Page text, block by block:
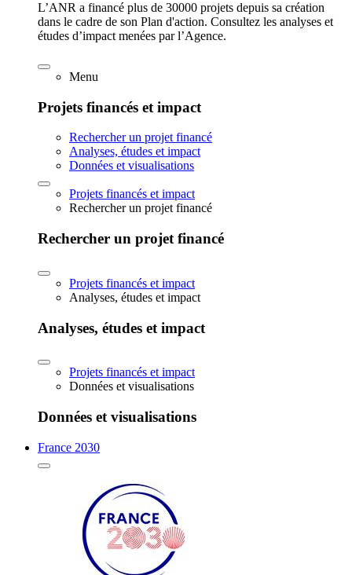
L’ANR a financé plus de 30000 projets depuis sa création
dans le cadre de son Plan d'action. Consultez les analyses et
études d’impact menées par l’Agence.
Menu
Projets financés et impact
Rechercher un projet financé
Analyses, études et impact
Données et visualisations
Projets financés et impact
Rechercher un projet financé
Rechercher un projet financé
Projets financés et impact
Analyses, études et impact
Analyses, études et impact
Projets financés et impact
Données et visualisations
Données et visualisations
France 2030